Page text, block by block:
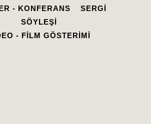
- KONFERANS
SERGI
SÖYLEŞI
- FILM GÖSTERIMI